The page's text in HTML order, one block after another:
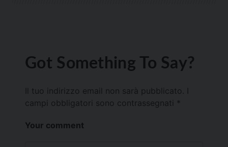
Got Something To Say?
Il tuo indirizzo email non sarà pubblicato.
campi obbligatori sono contrassegnati *
Your comment